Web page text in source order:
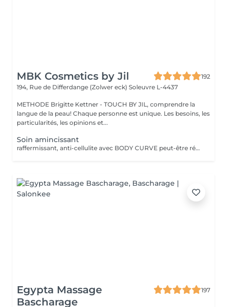
MBK Cosmetics by Jil
192
194, Rue de Differdange (Zolwer eck) Soleuvre L-4437
METHODE Brigitte Kettner - TOUCH BY JIL, comprendre la
langue de la peau! Chaque personne est unique. Les besoins, les
particularités, les opinions et...
Soin amincissant
raffermissant, anti-cellulite avec BODY CURVE peut-être réalisé en cure, devis à demander sur place
Egypta Massage
Bascharage
197